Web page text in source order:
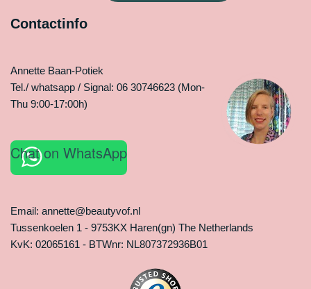
Contactinfo
Annette Baan-Potiek
Tel./ whatsapp / Signal: 06 30746623 (Mon-
Thu 9:00-17:00h)
Chat on WhatsApp
Email: annette@beautyvof.nl
Tussenkoelen 1 - 9753KX Haren(gn) The Netherlands
KvK: 02065161 - BTWnr: NL807372936B01